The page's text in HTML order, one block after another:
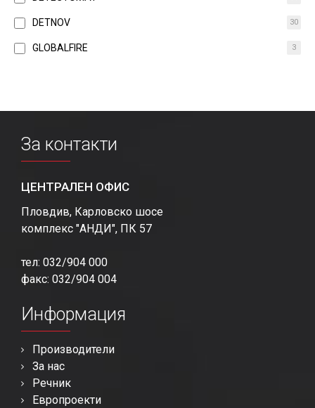
DETNOV 30
GLOBALFIRE 3
За контакти
ЦЕНТРАЛЕН ОФИС
Пловдив, Карловско шосе
комплекс "АНДИ", ПК 57
тел: 032/904 000
факс: 032/904 004
Информация
Производители
За нас
Речник
Европроекти